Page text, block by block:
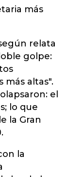
más
relata
golpe:
más altas".
el
lo que
la Gran
la